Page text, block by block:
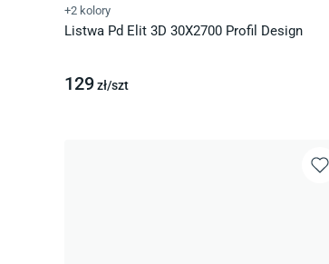
+2 kolory
Listwa Pd Elit 3D 30X2700 Profil Design
129zł/szt